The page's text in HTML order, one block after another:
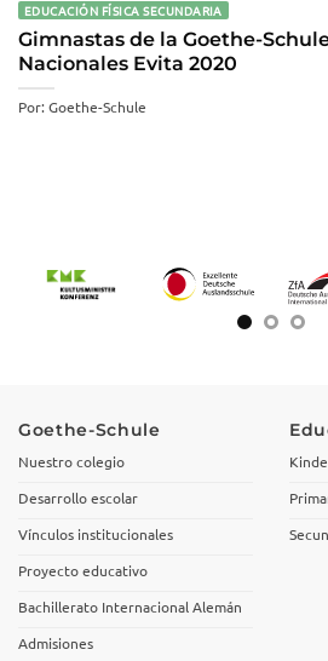
EDUCACIÓN FÍSICA SECUNDARIA
Gimnastas de la Goethe-
Nacionales Evita 2020
Por: Goethe-Schule
Goethe-Schule
Nuestro colegio
Desarrollo escolar
Vínculos institucionales
Proyecto educativo
Bachillerato Internacional Alemán
Admisiones